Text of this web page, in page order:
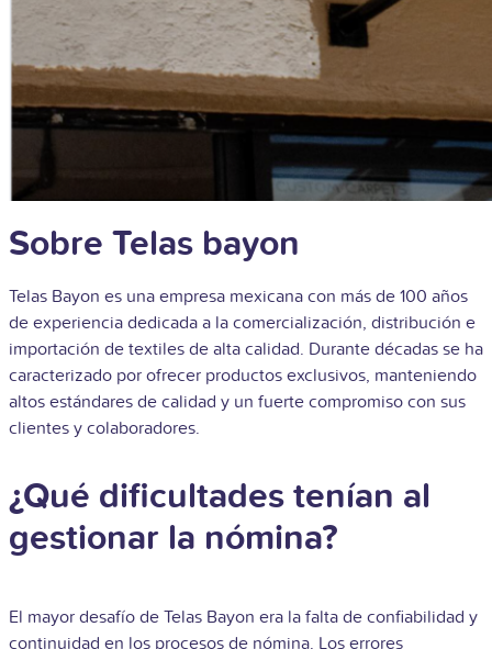
Sobre Telas bayon
Telas Bayon es una empresa mexicana con más de 100 años
de experiencia dedicada a la comercialización, distribución e
importación de textiles de alta calidad. Durante décadas se ha
caracterizado por ofrecer productos exclusivos, manteniendo
altos estándares de calidad y un fuerte compromiso con sus
clientes y colaboradores.
¿Qué dificultades tenían al
gestionar la nómina?
El mayor desafío de Telas Bayon era la falta de confiabilidad y
continuidad en los procesos de nómina. Los errores